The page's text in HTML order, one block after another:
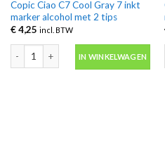
Copic Ciao C7 Cool Gray 7 inkt
marker alcohol met 2 tips
€4,25 incl. BTW
Copic Ciao C7 Cool Gray 7 inkt
IN WINKELWAGEN